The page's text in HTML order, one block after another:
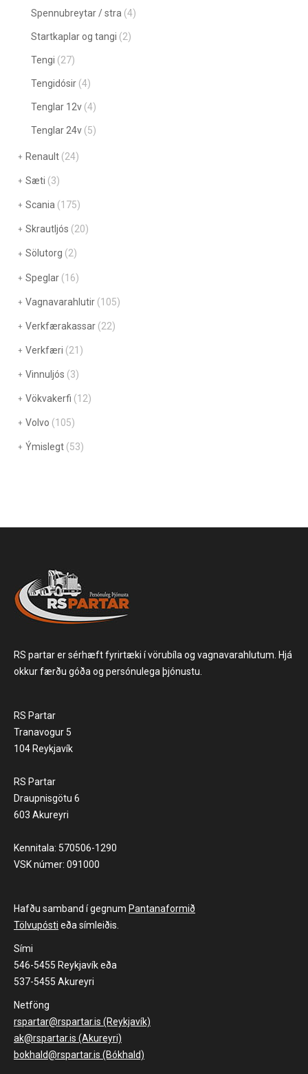
Spennubreytar / stra (4)
Startkaplar og tangi (2)
Tengi (27)
Tengidósir (4)
Tenglar 12v (4)
Tenglar 24v (5)
Renault (24)
Sæti (3)
Scania (175)
Skrautljós (20)
Sölutorg (2)
Speglar (16)
Vagnavarahlutir (105)
Verkfærakassar (22)
Verkfæri (21)
Vinnuljós (3)
Vökvakerfi (12)
Volvo (105)
Ýmislegt (53)
RS partar er sérhæft fyrirtæki í vörubíla og vagnavarahlutum. Hjá
okkur færðu góða og persónulega þjónustu.
RS Partar
Tranavogur 5
104 Reykjavík
RS Partar
Draupnisgötu 6
603 Akureyri
Kennitala: 570506-1290
VSK númer: 091000
Hafðu samband í gegnum Pantanaformið
Tölvupósti eða símleiðis.
Sími
546-5455 Reykjavík eða
537-5455 Akureyri
Netföng
rspartar@rspartar.is (Reykjavík)
ak@rspartar.is (Akureyri)
bokhald@rspartar.is (Bókhald)